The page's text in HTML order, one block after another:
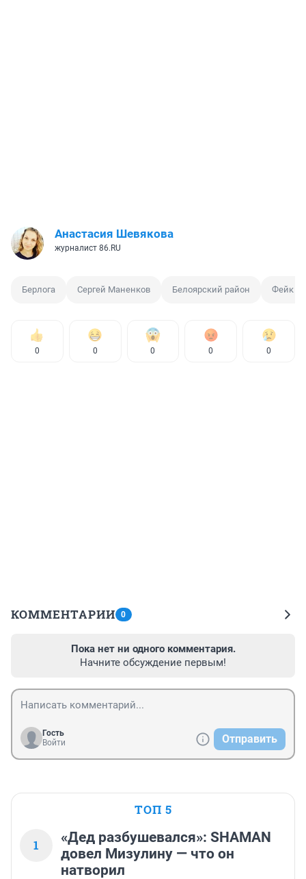
Анастасия Шевякова
журналист 86.RU
Берлога Сергей Маненков Белоярский район Фейк в
0 0 0 0 0
КОММЕНТАРИИ 0
Пока нет ни одного комментария.
Начните обсуждение первым!
Гость
Войти
Отправить
ТОП 5
1
«Дед разбушевался»: SHAMAN
довел Мизулину — что он
натворил